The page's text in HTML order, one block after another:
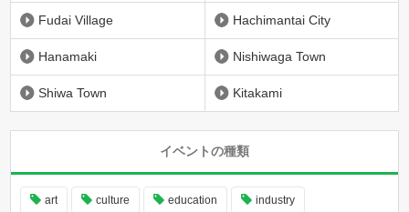
Fudai Village Hachimantai City
Hanamaki Nishiwaga Town
Shiwa Town Kitakami
イベントの種類
art culture education industry